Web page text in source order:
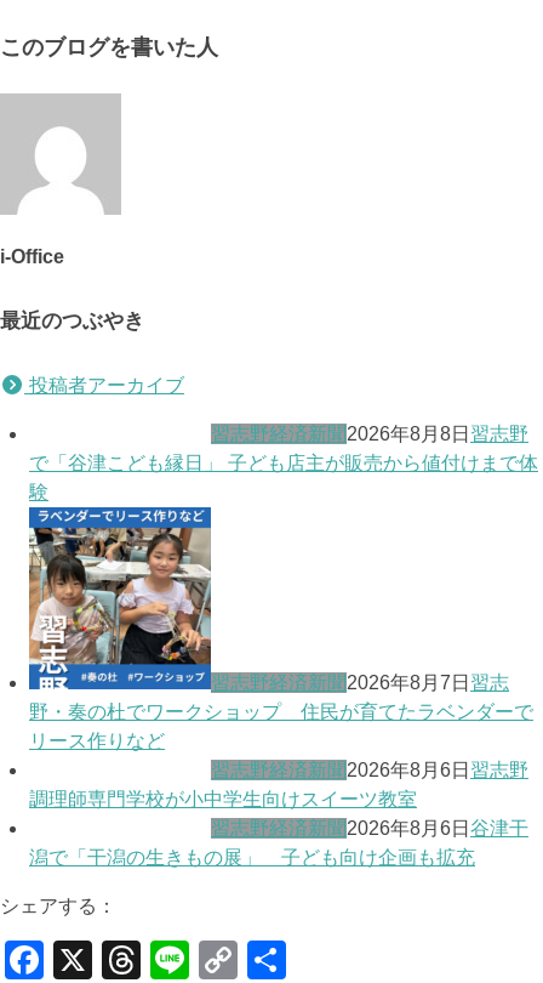
このブログを書いた人
i-Office
最近のつぶやき
投稿者アーカイブ
習志野経済新聞2026年8月8日 習志野
で「谷津こども縁日」 子ども店主が販売から値付けまで体
験
習志野経済新聞2026年8月7日 習志
野・奏の杜でワークショップ 住民が育てたラベンダーで
リース作りなど
習志野経済新聞2026年8月6日 習志野
調理師専門学校が小中学生向けスイーツ教室
習志野経済新聞2026年8月6日 谷津干
潟で「干潟の生きもの展」 子ども向け企画も拡充
シェアする：
F
X
T
Li
C